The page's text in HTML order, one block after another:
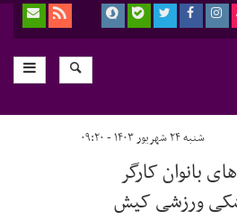
شنبه ۲۴ شهریور ۱۴۰۳ - ۰۹:۲۰
بانوان کارگر
ورزشی کیش